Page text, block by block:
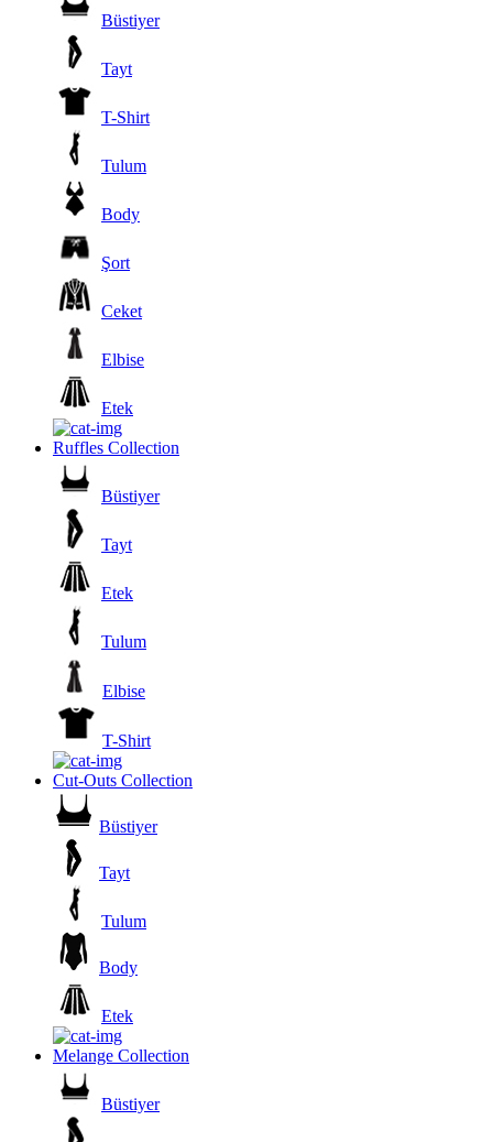
Büstiyer
Tayt
T-Shirt
Tulum
Body
Şort
Ceket
Elbise
Etek
Ruffles Collection
Büstiyer
Tayt
Etek
Tulum
Elbise
T-Shirt
Cut-Outs Collection
Büstiyer
Tayt
Tulum
Body
Etek
Melange Collection
Büstiyer